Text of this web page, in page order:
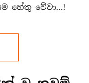
හේතු වේවා…!